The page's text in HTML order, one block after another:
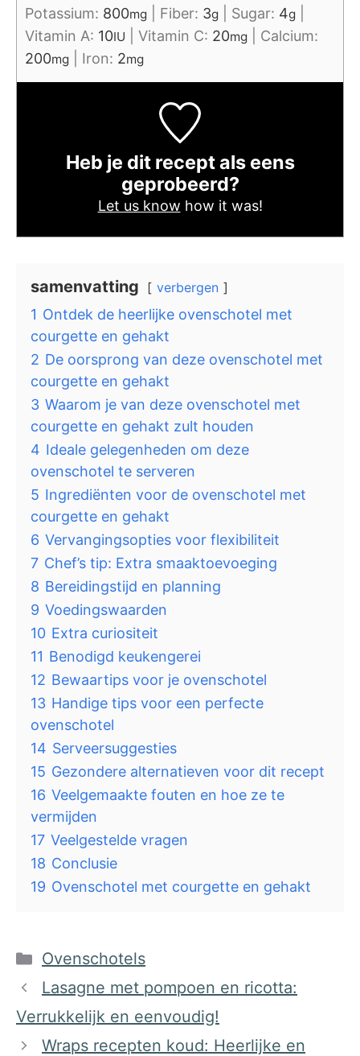
Potassium: 800mg Fiber: 3g Sugar: 4g
Vitamin A: 10IU Vitamin C: 20mg
Calcium:
200mg Iron: 2mg
Heb je dit recept als eens
geprobeerd?
Let us know how it was!
samenvatting verbergen
1 Ontdek de heerlijke ovenschotel met
courgette en gehakt
2 De oorsprong van deze ovenschotel met
courgette en gehakt
3 Waarom je van deze ovenschotel met
courgette en gehakt zult houden
4 Ideale gelegenheden om deze
ovenschotel te serveren
5 Ingrediënten voor de ovenschotel met
courgette en gehakt
6 Vervangingsopties voor flexibiliteit
7 Chef’s tip: Extra smaaktoevoeging
8 Bereidingstijd en planning
9 Voedingswaarden
10 Extra curiositeit
11 Benodigd keukengerei
12 Bewaartips voor je ovenschotel
13 Handige tips voor een perfecte
ovenschotel
14 Serveersuggesties
15 Gezondere alternatieven voor dit recept
16 Veelgemaakte fouten en hoe ze te
vermijden
17 Veelgestelde vragen
18 Conclusie
19 Ovenschotel met courgette en gehakt
Categorieën
Ovenschotels
Lasagne met pompoen en ricotta:
Verrukkelijk en eenvoudig!
Wraps recepten koud: Heerlijke en